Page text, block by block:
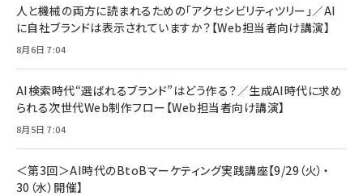
組織の成果を最大化する ルールのデザイン
￥1,980
Amazonランキングをもっと見る
技術基準適合】ブラック
￥5,990
ケーブル Anker絡まないケーブル 240W 結束バン
ド付き USB PD対応 シリコン素材採用 iPhone
17 / 16 / 15 / Galaxy iPad Pro MacBook
Pro/Air 各種対応 (1.8m ミッドナイトブラック)
￥1,890
サッポロ 生ビール 黒ラベル 350ml 缶 24本 ビー
ル ケース買い【6/30応募〆切! 黒ラベルビヤセラー
￥4,857
人と機械の両方に読まれるための「アクセシビリティツリー」／AI
に自社ブランドは表示されていますか？【Web担当者向け講演】
8月6日 7:04
AI検索時代“選ばれるブランド”はどう作る？／生成AI時代に求め
られる次世代Web制作フロー【Web担当者向け講演】
8月5日 7:04
＜第3回＞AI時代のBtoBマーケティング実践講座【9/29（火）・
30（水）開催】